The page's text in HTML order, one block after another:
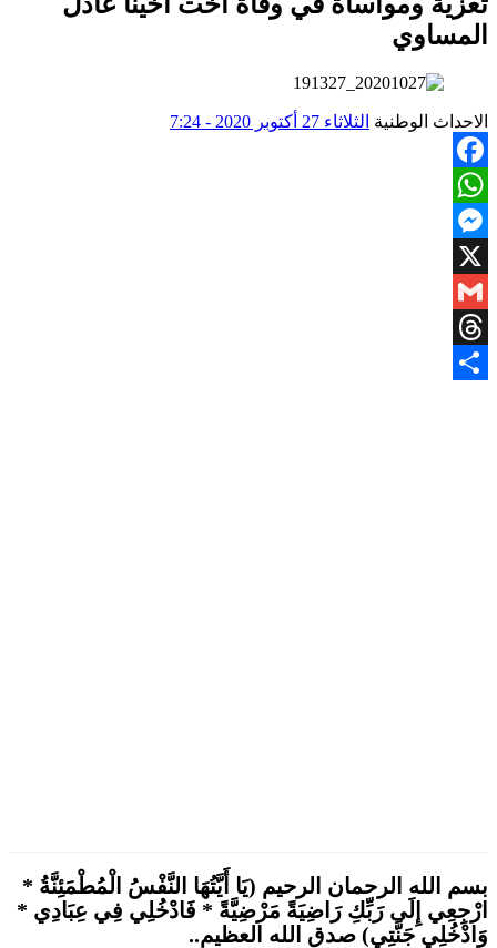
المساوي
الاحداث الوطنية الثلاثاء 27 أكتوبر 2020 - 7:24
Facebook
WhatsApp
Messenger
X
Gmail
Threads
بسم الله الرحمان الرحيم (يَا أَيَّتُهَا النَّفْسُ الْمُطْمَئِنَّةُ *
ارْجِعِي إِلَى رَبِّكِ رَاضِيَةً مَرْضِيَّةً * فَادْخُلِي فِي عِبَادِي *
وَادْخُلِي جَنَّتِي) صدق الله العظيم..